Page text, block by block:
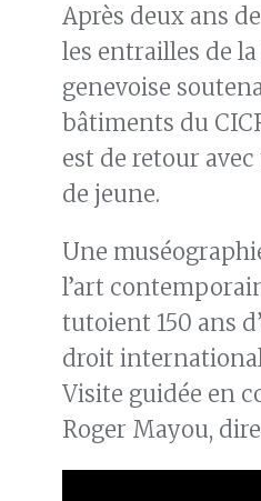
Après deux ans
les entrailles de
genevoise
bâtiments du
est de retour
de jeune.
Une
l’art
tutoient 150 ans
droit
Visite guidée en
Roger Mayou,